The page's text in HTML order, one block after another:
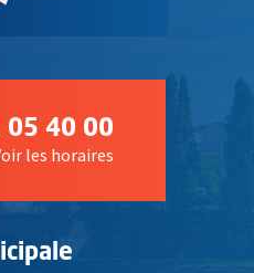
05 40 00
les horaires